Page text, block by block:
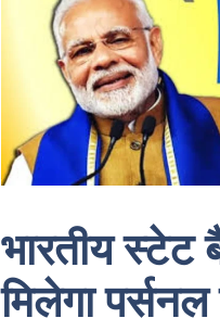
भारतीय
मिलेगा